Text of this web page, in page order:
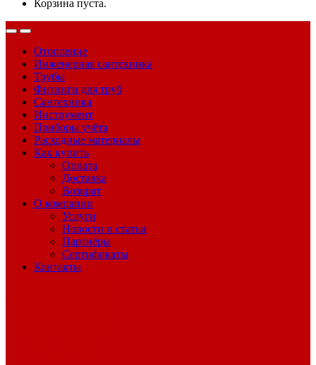
Корзина пуста.
Отопление
Инженерная сантехника
Трубы
Фитинги для труб
Сантехника
Инструмент
Приборы учёта
Расходные материалы
Как купить
Оплата
Доставка
Возврат
О компании
Услуги
Новости и статьи
Партнёры
Сертификаты
Контакты